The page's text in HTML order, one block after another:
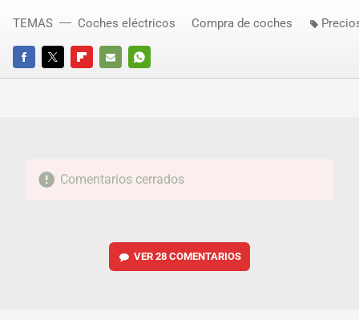
FACEBOOKTWITTERFLIPBOARD
E-
WHATSAPP
TEMAS Coches eléctricos Compra de coches
Comentarios cerrados
VER 28 COMENTARIOS